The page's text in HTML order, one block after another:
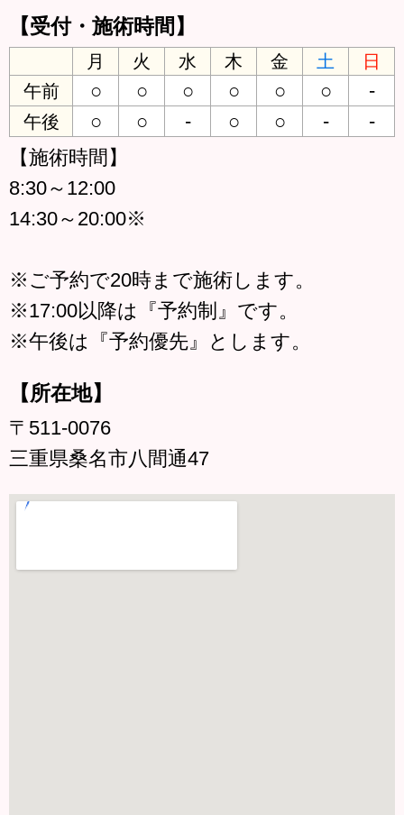
【受付・施術時間】
月 火 水 木 金 土
日
午前
○ ○ ○ ○ ○ ○ -
午後 ○ ○ - ○ ○ -
-
【施術時間】
8:30～12:00
14:30～20:00※
※ご予約で20時まで施術します。
※17:00以降は『予約制』です。
※午後は『予約優先』とします。
【所在地】
〒511-0076
三重県桑名市八間通47